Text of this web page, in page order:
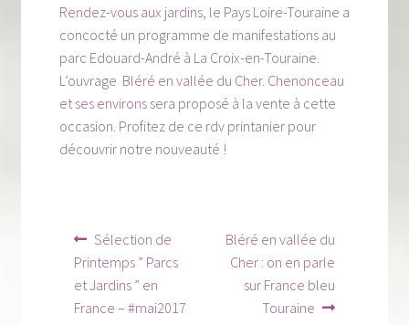
La qualité Lieux Dits
Nous contacter
Qui sommes-nous ?
Les éditions Lieux Dits
Rendez-vous aux jardins, le Pays Loire-Touraine a
concocté un programme de manifestations au
parc Edouard-André à La Croix-en-Touraine.
L’ouvrage Bléré en vallée du Cher. Chenonceau
et ses environssera proposé à la vente à cette
occasion. Profitez de ce rdv printanier pour
découvrir notre nouveauté !
Navigation
de
l’article
Article
précédent :
Sélection de
Printemps ” Parcs
et Jardins ” en
France – #mai2017
Article
suivant :
Bléré en vallée du
Cher : on en parle
sur France bleu
Touraine